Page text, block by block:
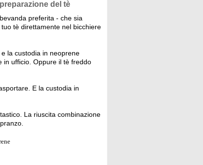
del tè
preferita - che sia
tè direttamente nel bicchiere
la custodia in neoprene
in ufficio. Oppure il tè freddo
E la custodia in
La riuscita combinazione